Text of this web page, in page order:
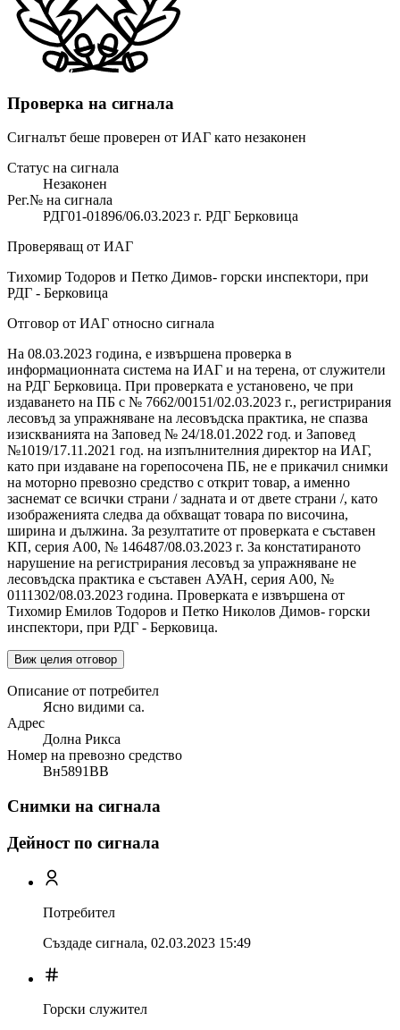
Проверка на сигнала
Сигналът беше проверен от ИАГ като незаконен
Статус на сигнала
Незаконен
Рег.№ на сигнала
РДГ01-01896/06.03.2023 г. РДГ Берковица
Проверяващ от ИАГ
Тихомир Тодоров и Петко Димов- горски инспектори, при
РДГ - Берковица
Отговор от ИАГ относно сигнала
На 08.03.2023 година, е извършена проверка в
информационната система на ИАГ и на терена, от служители
на РДГ Берковица. При проверката е установено, че при
издаването на ПБ с № 7662/00151/02.03.2023 г., регистрирания
лесовъд за упражняване на лесовъдска практика, не спазва
изискванията на Заповед № 24/18.01.2022 год. и Заповед
№1019/17.11.2021 год. на изпълнителния директор на ИАГ,
като при издаване на горепосочена ПБ, не е прикачил снимки
на моторно превозно средство с открит товар, а именно
заснемат се всички страни / задната и от двете страни /, като
изображенията следва да обхващат товара по височина,
ширина и дължина. За резултатите от проверката е съставен
КП, серия А00, № 146487/08.03.2023 г. За констатираното
нарушение на регистрирания лесовъд за упражняване не
лесовъдска практика е съставен АУАН, серия А00, №
0111302/08.03.2023 година. Проверката е извършена от
Тихомир Емилов Тодоров и Петко Николов Димов- горски
инспектори, при РДГ - Берковица.
Виж целия отговор
Описание от потребител
Ясно видими са.
Адрес
Долна Рикса
Номер на превозно средство
Вн5891ВВ
Снимки на сигнала
Дейност по сигнала
Потребител
Създаде сигнала, 02.03.2023 15:49
Горски служител